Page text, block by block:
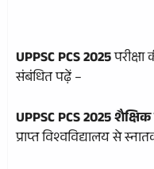
UPPSC PCS 2025
संबंधित पढ़ें –
UPPSC PCS 2025
प्राप्त विश्वविद्यालय से